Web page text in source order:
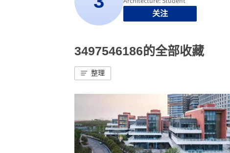
关注
3497546186的全部收藏
整理